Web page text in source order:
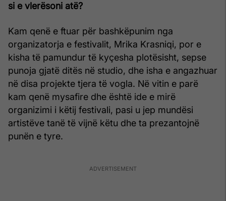
si e vlerësoni atë?
Kam qenë e ftuar për bashkëpunim nga
organizatorja e festivalit, Mrika Krasniqi, por e
kisha të pamundur të kyçesha plotësisht, sepse
punoja gjatë ditës në studio, dhe isha e angazhuar
në disa projekte tjera të vogla. Në vitin e parë
kam qenë mysafire dhe është ide e mirë
organizimi i këtij festivali, pasi u jep mundësi
artistëve tanë të vijnë këtu dhe ta prezantojnë
punën e tyre.